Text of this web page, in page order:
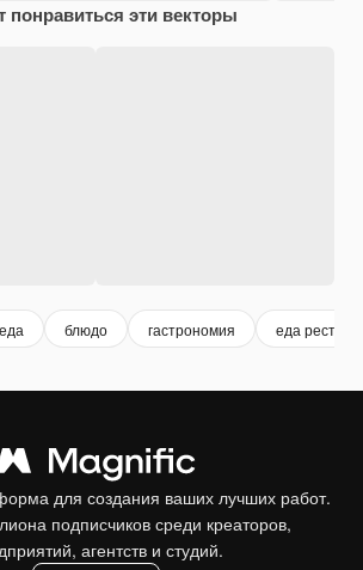
понравиться эти векторы
блюдо гастрономия еда
для создания ваших лучших работ.
подписчиков среди креаторов,
агентств и студий.